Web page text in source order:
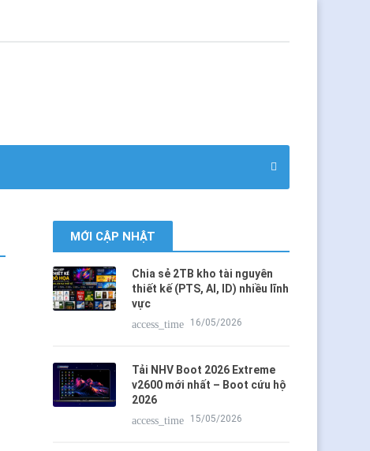
MỚI CẬP NHẬT
Chia sẻ 2TB kho tài nguyên
thiết kế (PTS, AI, ID) nhiều lĩnh
vực
access_time
16/05/2026
Tải NHV Boot 2026 Extreme
v2600 mới nhất – Boot cứu hộ
2026
access_time
15/05/2026